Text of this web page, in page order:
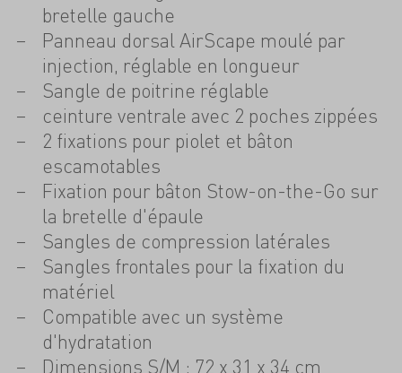
bretelle gauche
Panneau dorsal AirScape moulé par
injection, réglable en longueur
Sangle de poitrine réglable
ceinture ventrale avec 2 poches zippées
2 fixations pour piolet et bâton
escamotables
Fixation pour bâton Stow-on-the-Go sur
la bretelle d'épaule
Sangles de compression latérales
Sangles frontales pour la fixation du
matériel
Compatible avec un système
d'hydratation
Dimensions S/M : 72 x 31 x 34 cm